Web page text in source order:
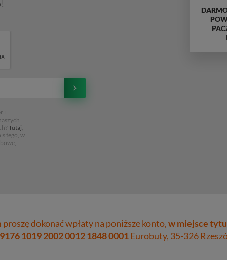
i
Tutaj,
tego, w
dokonać wpłaty na poniższe konto,w miejsce
1019 2002 0012 1848 0001Eurobuty, 35-326